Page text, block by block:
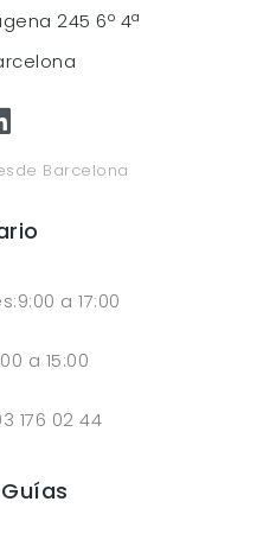
245 6º 4ª
Barcelona
a 17:00
a 15:00
176 02 44